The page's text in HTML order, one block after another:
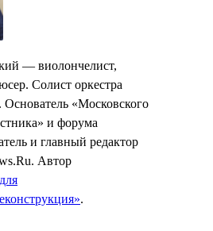
— виолончелист,
Солист оркестра
Основатель «Московского
и форума
и главный редактор
Автор
.